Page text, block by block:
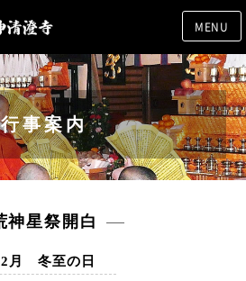
MENU
行事案内
神星祭開白
月 冬至の日